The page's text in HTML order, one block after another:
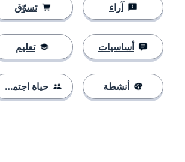
آراء
أساسيات
أنشطة
تسوّق
تعليم
حياة اجتماعية